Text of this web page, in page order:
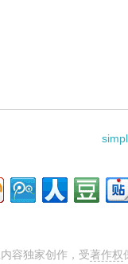
资料：
内容独家创作，受著作权